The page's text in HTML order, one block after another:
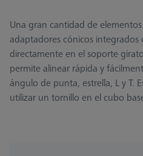
Una gran cantidad de
adaptadores cónicos integrados
directamente en el soporte
permite alinear rápida y
ángulo de punta, estrella, L y T.
utilizar un tornillo en el cubo